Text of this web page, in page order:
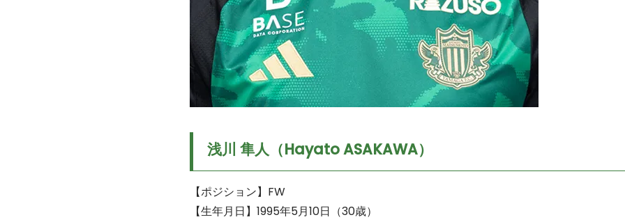
浅川 隼人（Hayato ASAKAWA）
【ポジション】FW
【生年月日】1995年5月10日（30歳）